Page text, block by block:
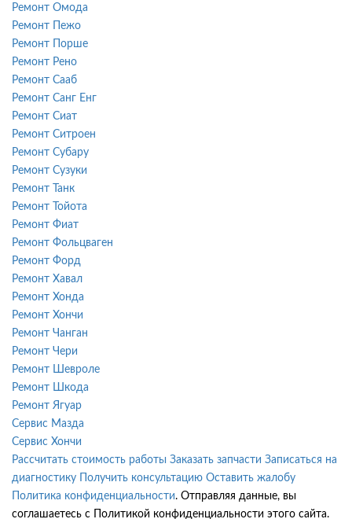
Ремонт Омода
Ремонт Пежо
Ремонт Порше
Ремонт Рено
Ремонт Сааб
Ремонт Санг Енг
Ремонт Сиат
Ремонт Ситроен
Ремонт Субару
Ремонт Сузуки
Ремонт Танк
Ремонт Тойота
Ремонт Фиат
Ремонт Фольцваген
Ремонт Форд
Ремонт Хавал
Ремонт Хонда
Ремонт Хончи
Ремонт Чанган
Ремонт Чери
Ремонт Шевроле
Ремонт Шкода
Ремонт Ягуар
Сервис Мазда
Сервис Хончи
Рассчитать стоимость работы Заказать запчасти Записаться на
диагностику
Получить консультацию Оставить жалобу
Политика конфиденциальности. Отправляя данные, вы
соглашаетесь с Политикой конфиденциальности этого сайта.